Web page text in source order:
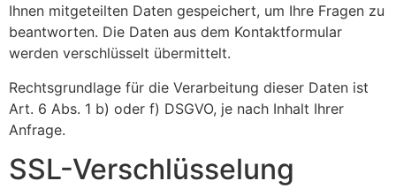
Ihnen mitgeteilten Daten gespeichert, um Ihre Fragen zu
beantworten. Die Daten aus dem Kontaktformular
werden verschlüsselt übermittelt.
Rechtsgrundlage für die Verarbeitung dieser Daten ist
Art. 6 Abs. 1 b) oder f) DSGVO, je nach Inhalt Ihrer
Anfrage.
SSL-Verschlüsselung